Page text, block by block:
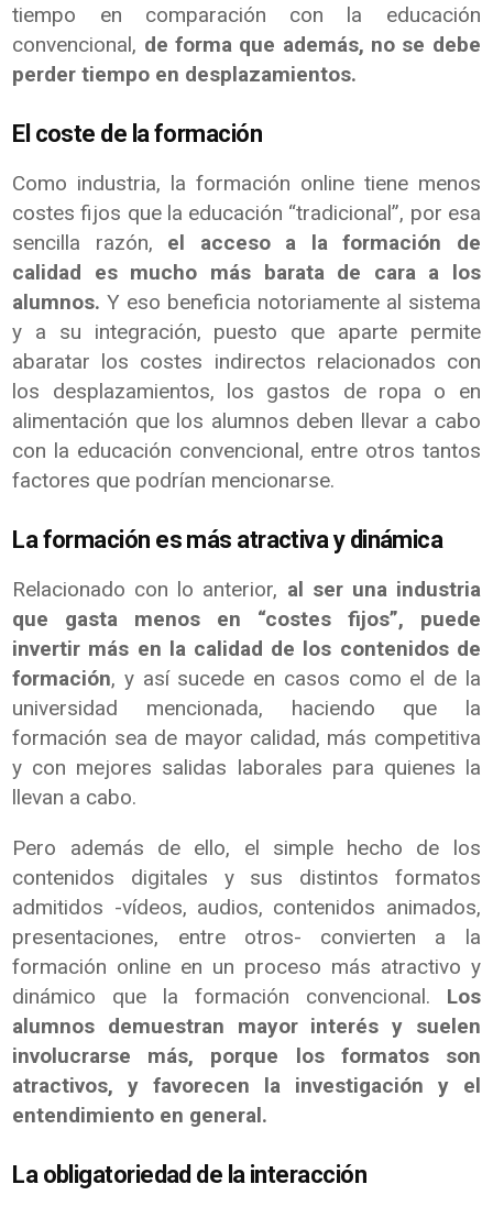
tiempo en comparación con la educación
convencional, de forma que además, no se debe
perder tiempo en desplazamientos.
El coste de la formación
Como industria, la formación online tiene menos
costes fijos que la educación “tradicional”, por esa
sencilla razón, el acceso a la formación de
calidad es mucho más barata de cara a los
alumnos.Y eso beneficia notoriamente al sistema
y a su integración, puesto que aparte permite
abaratar los costes indirectos relacionados con
los desplazamientos, los gastos de ropa o en
alimentación que los alumnos deben llevar a cabo
con la educación convencional, entre otros tantos
factores que podrían mencionarse.
La formación es más atractiva y dinámica
Relacionado con lo anterior, al ser una industria
que gasta menos en “costes fijos”, puede
invertir más en la calidad de los contenidos de
formación, y así sucede en casos como el de la
universidad mencionada, haciendo que la
formación sea de mayor calidad, más competitiva
y con mejores salidas laborales para quienes la
llevan a cabo.
Pero además de ello, el simple hecho de los
contenidos digitales y sus distintos formatos
admitidos -vídeos, audios, contenidos animados,
presentaciones, entre otros- convierten a la
formación online en un proceso más atractivo y
dinámico que la formación convencional. Los
alumnos demuestran mayor interés y suelen
involucrarse más, porque los formatos son
atractivos, y favorecen la investigación y el
entendimiento en general.
La obligatoriedad de la interacción